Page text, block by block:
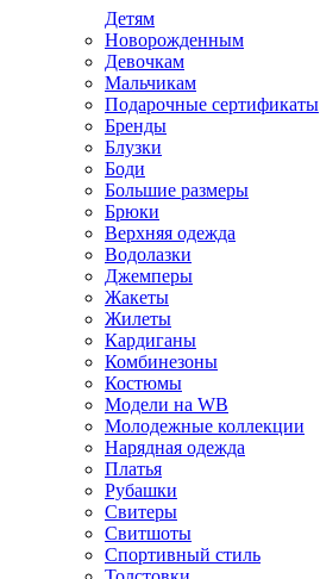
Детям
Новорожденным
Девочкам
Мальчикам
Подарочные сертификаты
Бренды
Блузки
Боди
Большие размеры
Брюки
Верхняя одежда
Водолазки
Джемперы
Жакеты
Жилеты
Кардиганы
Комбинезоны
Костюмы
Модели на WB
Молодежные коллекции
Нарядная одежда
Платья
Рубашки
Свитеры
Свитшоты
Спортивный стиль